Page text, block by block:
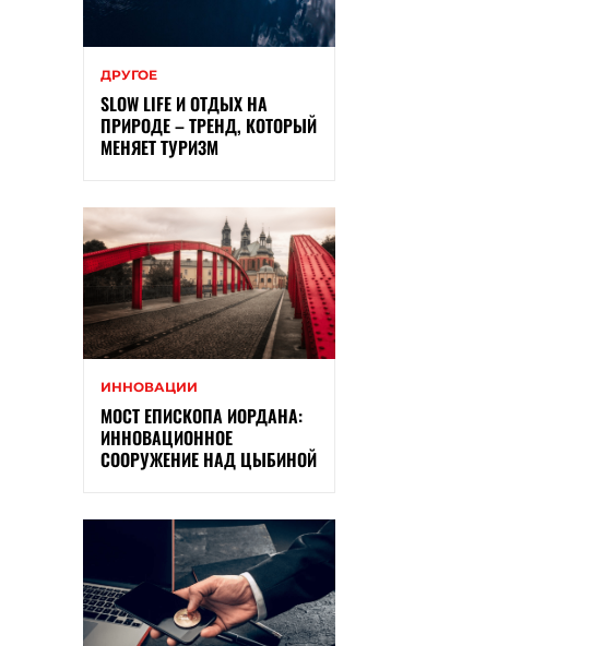
ДРУГОЕ
SLOW LIFE И ОТДЫХ НА
ПРИРОДЕ – ТРЕНД, КОТОРЫЙ
МЕНЯЕТ ТУРИЗМ
ИННОВАЦИИ
МОСТ ЕПИСКОПА ИОРДАНА:
ИННОВАЦИОННОЕ
СООРУЖЕНИЕ НАД ЦЫБИНОЙ